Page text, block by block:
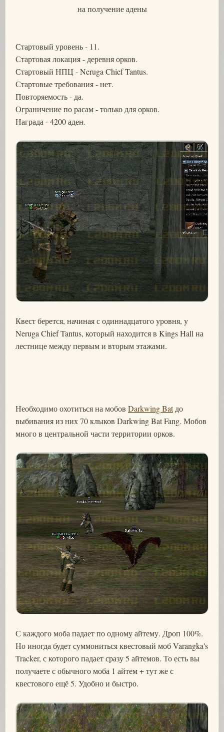
на получение адены
Стартовый уровень - 11.
Стартовая локация - деревня орков.
Стартовый НПЦ - Neruga Chief Tantus.
Стартовые требования - нет.
Повторяемость - да.
Ограничение по расам - только для орков.
Награда - 4200 аден.
Квест берется, начиная с одиннадцатого уровня, у
Neruga Chief Tantus, который находится в Kings Hall на
лестнице между первым и вторым этажами.
Необходимо охотиться на мобов Darkwing Batдо
выбивания из них 70 клыков Darkwing Bat Fang. Мобов
много в центральной части территории орков.
С каждого моба падает по одному айтему. Дроп 100%.
Но иногда будет суммониться квестовый моб Varangka's
Tracker, с которого падает сразу 5 айтемов. То есть вы
получаете с обычного моба 1 айтем + тут же с
квестового ещё 5. Удобно и быстро.